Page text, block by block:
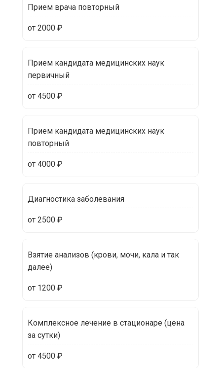
Прием врача повторный
от 2000 ₽
Прием кандидата медицинских наук
первичный
от 4500 ₽
Прием кандидата медицинских наук
повторный
от 4000 ₽
Диагностика заболевания
от 2500 ₽
Взятие анализов (крови, мочи, кала и так
далее)
от 1200 ₽
Комплексное лечение в стационаре (цена
за сутки)
от 4500 ₽